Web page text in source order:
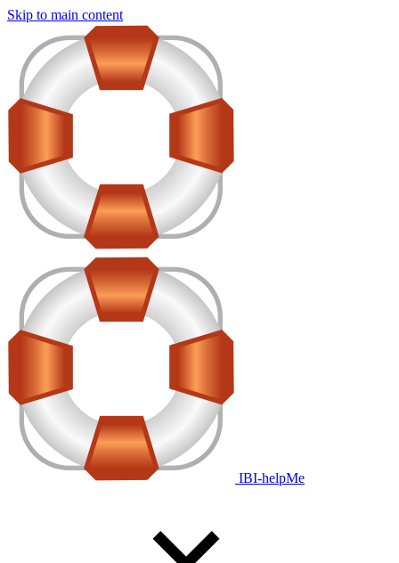
Skip to main content
IBI-helpMe